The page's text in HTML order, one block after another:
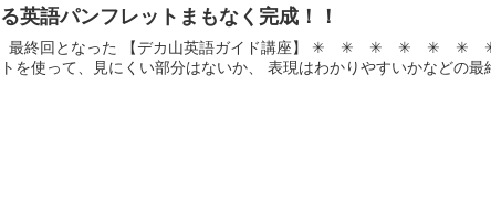
英語パンフレットまもなく完成！！
で、最終回となった 【デカ山英語ガイド講座】 ✳︎ ✳︎
を使って、見にくい部分はないか、 表現はわかりやすいかなどの